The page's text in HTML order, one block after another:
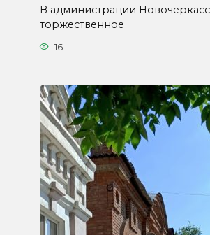
В администрации
торжественное
16